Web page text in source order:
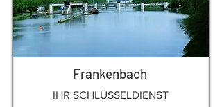
Frankenbach
IHR SCHLÜSSELDIENST